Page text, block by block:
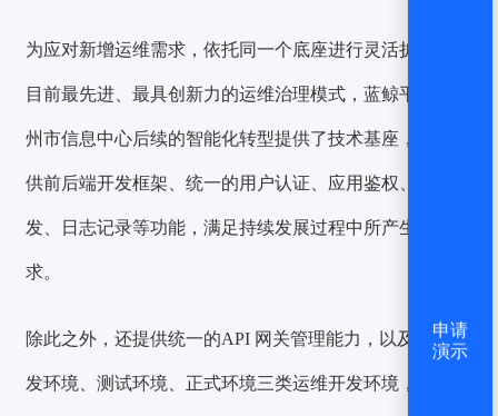
为应对新增运维需求，依托同一个底座进行灵活扩增，是
目前最先进、最具创新力的运维治理模式，蓝鲸平台为苏
州市信息中心后续的智能化转型提供了技术基座，同时提
供前后端开发框架、统一的用户认证、应用鉴权、请求转
发、日志记录等功能，满足持续发展过程中所产生的新需
求。
除此之外，还提供统一的API 网关管理能力，以及本地开
发环境、测试环境、正式环境三类运维开发环境，赋能转
申请
演示